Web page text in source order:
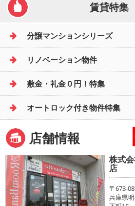
賃貸特集
分譲マンションシリーズ
リノベーション物件
敷金・礼金０円！特集
オートロック付き物件特集
店舗情報
株式
店
〒673-
兵庫県